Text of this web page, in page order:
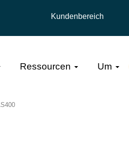
Kundenbereich
Ressourcen Um